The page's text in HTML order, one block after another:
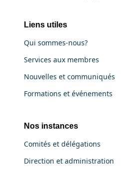
Liens utiles
Qui sommes-nous?
Services aux membres
Nouvelles et communiqués
Formations et événements
Nos instances
Comités et délégations
Direction et administration